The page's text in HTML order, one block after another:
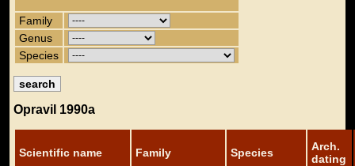
Family
Genus
Species
Opravil 1990a
Scientific name Family Species
Arch.
dating